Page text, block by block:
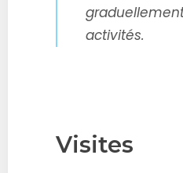
activités.
Visites